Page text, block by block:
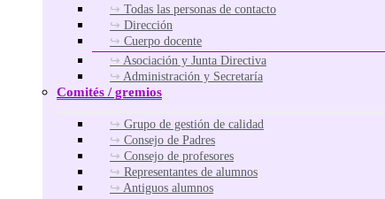
Todas las personas de contacto
Dirección
Cuerpo docente
Asociación y Junta Directiva
Administración y Secretaría
Comités / gremios
Grupo de gestión de calidad
Consejo de Padres
Consejo de profesores
Representantes de alumnos
Antiguos alumnos